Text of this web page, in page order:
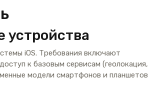
устройства
iOS. Требования включают
к базовым сервисам (геолокация,
модели смартфонов и планшетов